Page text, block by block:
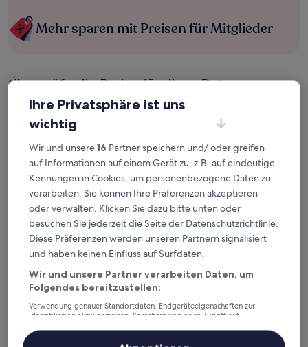
Mehr sparen mit Preisen für Mitglieder
Überprüfe die Preise für diese Daten
Heute
7. Aug. - 8. Aug.
8. Aug. - 9. Aug.
Dieses Wochenende
7. Aug. - 9. Aug.
Nächstes Wochenende
14. Aug. - 16. Aug.
Top 5 Hotels in der Nähe von
Bahnhof Hrádek nad Nisou auf
einen Blick
1. Hotel Dresdner Hof— 3.5-Sterne-Hotel in 5,6 km von
— Außergewöhnlich.
Hrádek nad Nisou entfernt. Gästebewertung: 9,2/10 —
3. Schwarzer Bär
— Liegt in 5 km von Bahnhof Hrádek nad Nisou
Ihre Privatsphäre ist uns
wichtig
Wir und unsere16 Partner speichern und/ oder greifen
auf Informationen auf einem Gerät zu, z.B. auf eindeutige
Kennungen in Cookies, um personenbezogene Daten zu
verarbeiten. Sie können Ihre Präferenzen akzeptieren
oder verwalten. Klicken Sie dazu bitte unten oder
besuchen Sie jederzeit die Seite der Datenschutzrichtlinie.
Diese Präferenzen werden unseren Partnern signalisiert
und haben keinen Einfluss auf Surfdaten.
Wir und unsere Partner verarbeiten Daten, um
Folgendes bereitzustellen:
Verwendung genauer Standortdaten. Endgeräteeigenschaften zur
Identifikation aktiv abfragen. Speichern von oder Zugriff auf
Inhalte, Messung von Werbeleistung und der Performance von Inhalten,
Zielgruppenforschung sowie Entwicklung und Verbesserung von